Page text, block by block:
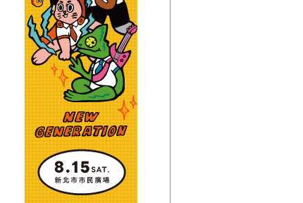
【Next】
(花東)只想聽音樂